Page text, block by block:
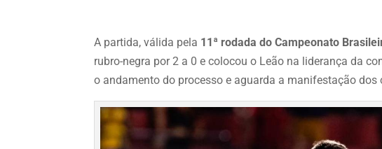
A partida, válida pela 11ª rodada do Campeonato
rubro-negra por 2 a 0 e colocou o Leão na liderança da
o andamento do processo e aguarda a manifestação